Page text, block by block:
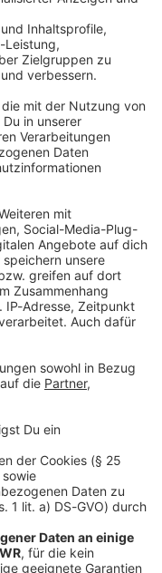
sagen?
dpa:260624-930-276186/1